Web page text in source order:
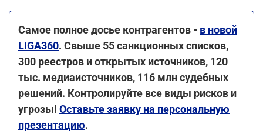
Самое полное досье контрагентов - в новой
LIGA360. Свыше 55 санкционных списков,
300 реестров и открытых источников, 120
тыс. медиаисточников, 116 млн судебных
решений. Контролируйте все виды рисков и
угрозы! Оставьте заявку на персональную
презентацию.